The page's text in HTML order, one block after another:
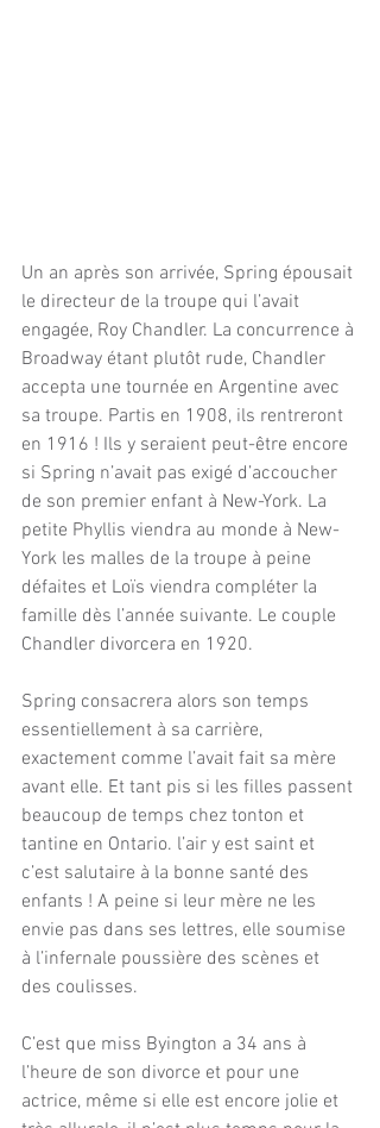
Un an après son arrivée, Spring épousait
le directeur de la troupe qui l’avait
engagée, Roy Chandler. La concurrence à
Broadway étant plutôt rude, Chandler
accepta une tournée en Argentine avec
sa troupe. Partis en 1908, ils rentreront
en 1916 ! Ils y seraient peut-être encore
si Spring n’avait pas exigé d’accoucher
de son premier enfant à New-York. La
petite Phyllis viendra au monde à New-
York les malles de la troupe à peine
défaites et Loïs viendra compléter la
famille dès l’année suivante. Le couple
Chandler divorcera en 1920.
Spring consacrera alors son temps
essentiellement à sa carrière,
exactement comme l’avait fait sa mère
avant elle. Et tant pis si les filles passent
beaucoup de temps chez tonton et
tantine en Ontario. l’air y est saint et
c’est salutaire à la bonne santé des
enfants ! A peine si leur mère ne les
envie pas dans ses lettres, elle soumise
à l’infernale poussière des scènes et
des coulisses.
C’est que miss Byington a 34 ans à
l’heure de son divorce et pour une
actrice, même si elle est encore jolie et